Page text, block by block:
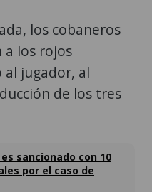
los cobaneros
a los rojos
al jugador, al
de los tres
sancionado con 10
por el caso de